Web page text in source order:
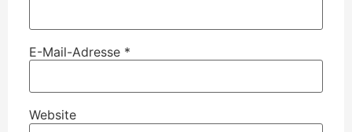
E-Mail-Adresse *
Website